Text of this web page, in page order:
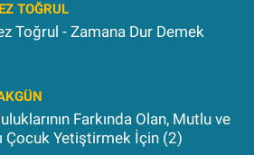
TOĞRUL
Toğrul - Zamana Dur Demek
Farkında Olan, Mutlu ve
Çocuk Yetiştirmek İçin (2)